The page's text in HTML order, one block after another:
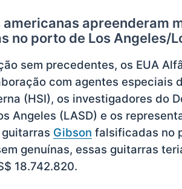
apreenderam
no porto de Los Angeles/
sem precedentes, os EUA
com agentes especiais
(HSI), os investigadores do
Angeles (LASD) e os
Gibson falsificadas no
genuínas, essas guitarras
18.742.820.